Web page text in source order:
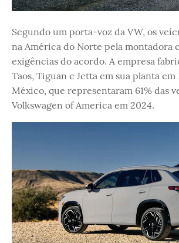
Segundo um porta-voz da VW, os
na América do Norte pela montadora
exigências do acordo. A empresa
Taos, Tiguan e Jetta em sua planta em
México, que representaram 61% das
Volkswagen of America em 2024.